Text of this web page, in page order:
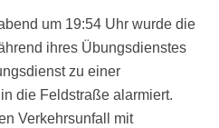
um 19:54 Uhr wurde die
ihres Übungsdienstes
zu einer
die Feldstraße alarmiert.
Verkehrsunfall mit